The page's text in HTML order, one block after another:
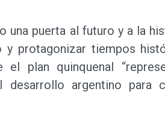
una puerta al futuro y a la
y protagonizar tiempos
el plan quinquenal
desarrollo argentino para